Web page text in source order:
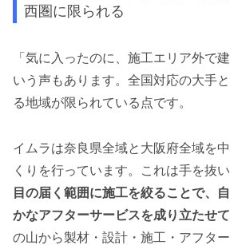
西圏に限られる
「気に入ったのに、施工エリア外で
いう声もあります。全国対応の大手
る地域が限られている点です。
イムラは奈良県全域と大阪府全域を
くりを行っています。これは手を抜
目の届く範囲に施工を絞ることで、
かなアフターサービスを成り立たせ
の山から製材・設計・施工・アフタ